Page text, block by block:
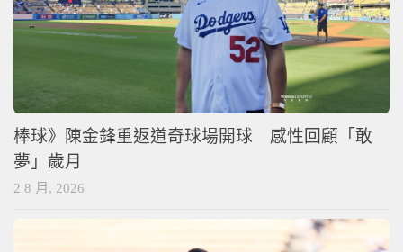
棒球》陳金鋒重返道奇球場開球 感性回顧「敢
夢」歲月
2 8 月, 2026